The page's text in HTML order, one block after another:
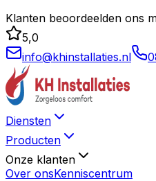
Klanten beoordeelden ons
5,0
info@khinstallaties.nl
Diensten
Producten
Onze klanten
Over onsKenniscentrum